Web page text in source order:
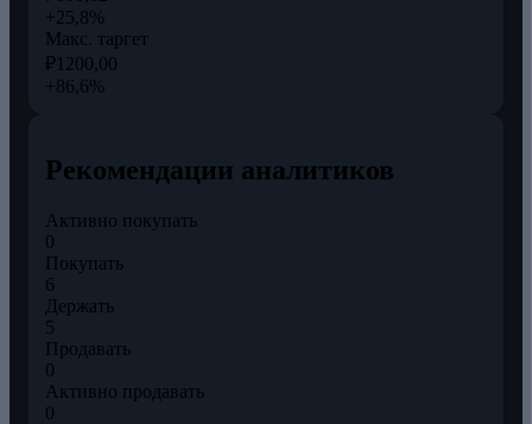
+25,8%
Макс. таргет
₽1200,00
+86,6%
Рекомендации аналитиков
Активно покупать
0
Покупать
6
Держать
5
Продавать
0
Активно продавать
0